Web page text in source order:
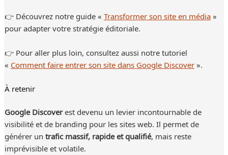
👉 Découvrez notre guide «Transformer son site en média»
pour adapter votre stratégie éditoriale.
👉 Pour aller plus loin, consultez aussi notre tutoriel
« Comment faire entrer son site dans Google Discover».
À retenir
Google Discoverest devenu un levier incontournable de
visibilité et de branding pour les sites web. Il permet de
générer untrafic massif, rapide et qualifié, mais reste
imprévisible et volatile.